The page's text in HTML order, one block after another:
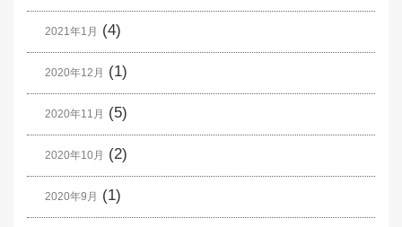
2021年1月 (4)
2020年12月 (1)
2020年11月 (5)
2020年10月 (2)
2020年9月 (1)